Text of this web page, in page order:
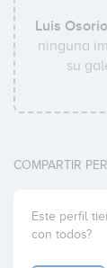
Luis Osorio
ninguna
su
COMPARTIR
Este perfil
con todos?